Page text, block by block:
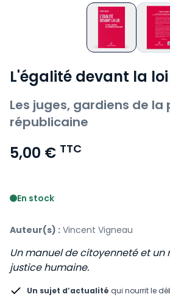
L'égalité devant la loi
Les juges, gardiens de la
républicaine
5,00 € TTC
En stock
Auteur(s) : Vincent Vigneau
Un manuel de citoyenneté et un
justice humaine.
Un sujet d’actualité qui nourrit le